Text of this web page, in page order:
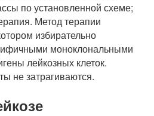
по установленной схеме;
Метод терапии
избирательно
моноклональными
лейкозных клеток.
не затрагиваются.